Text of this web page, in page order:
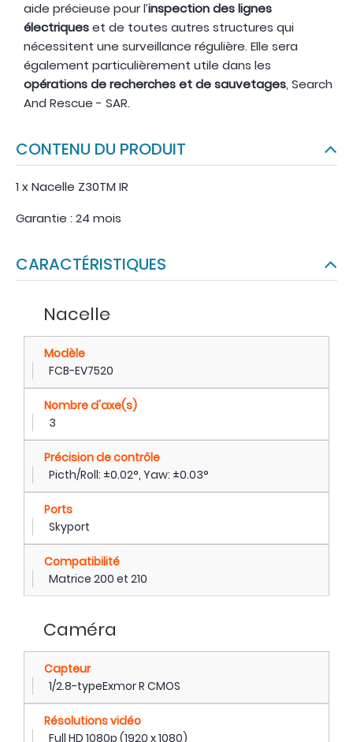
aide précieuse pour l’inspection des lignes
électriqueset de toutes autres structures qui
nécessitent une surveillance régulière. Elle sera
également particulièrement utile dans les
opérations de recherches et de sauvetages, Search
And Rescue - SAR.
CONTENU DU PRODUIT
1 x Nacelle Z30TM IR
Garantie : 24 mois
CARACTÉRISTIQUES
Nacelle
Modèle
FCB-EV7520
Nombre d'axe(s)
3
Précision de contrôle
Picth/Roll: ±0.02°, Yaw: ±0.03°
Ports
Skyport
Compatibilité
Matrice 200 et 210
Caméra
Capteur
1/2.8-typeExmor R CMOS
Résolutions vidéo
Full HD 1080p (1920 x 1080)